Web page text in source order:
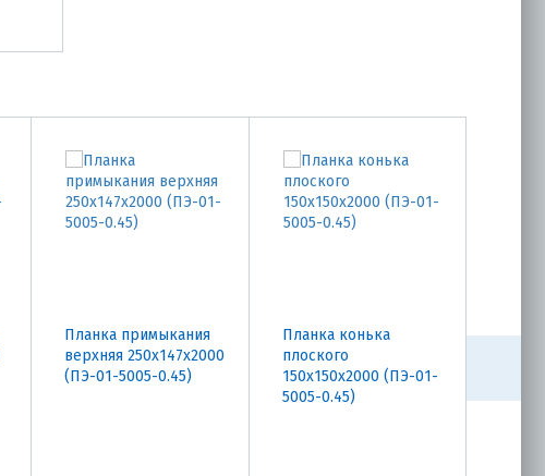
Планка примыкания
верхняя 250х147х2000
(ПЭ-01-5005-0.45)
Планка конька
плоского
150х150х2000 (ПЭ-01-
5005-0.45)